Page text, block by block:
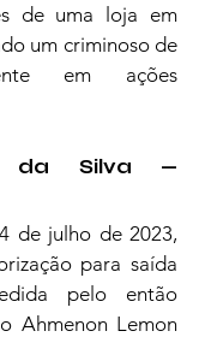
de uma loja em
um criminoso de
em ações
da Silva —
de julho de 2023,
para saída
pelo então
Ahmenon Lemon